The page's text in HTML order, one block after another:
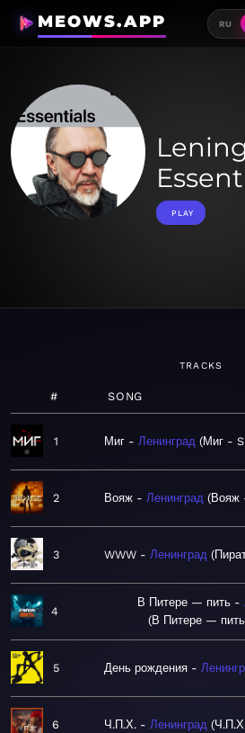
MEOWS.APP RU
PLAY
TRACKS
# SONG
1 Миг Ленинград Миг -
2 Вояж Ленинград Вояж
3 WWW Ленинград
4
В Питере — пить
В Питере —
5 День рождения
6 Ч.П.Х. Ленинград